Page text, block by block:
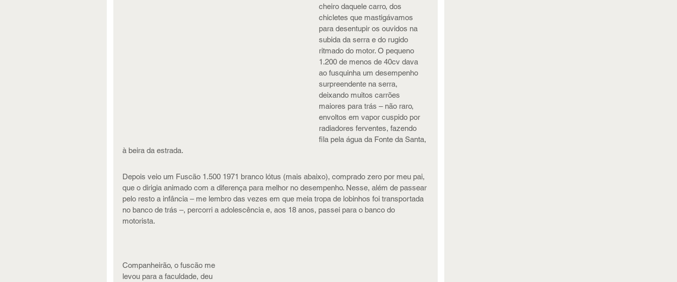
cheiro daquele carro, dos
chicletes que mastigávamos
para desentupir os ouvidos na
subida da serra e do rugido
ritmado do motor. O pequeno
1.200 de menos de 40cv dava
ao fusquinha um desempenho
surpreendente na serra,
deixando muitos carrões
maiores para trás – não raro,
envoltos em vapor cuspido por
radiadores ferventes, fazendo
fila pela água da Fonte da Santa,
à beira da estrada.
Depois veio um Fuscão 1.500 1971 branco lótus (mais abaixo), comprado zero por meu pai,
que o dirigia animado com a diferença para melhor no desempenho. Nesse, além de passear
pelo resto a infância – me lembro das vezes em que meia tropa de lobinhos foi transportada
no banco de trás –, percorri a adolescência e, aos 18 anos, passei para o banco do
motorista.
Companheirão, o fuscão me
levou para a faculdade, deu